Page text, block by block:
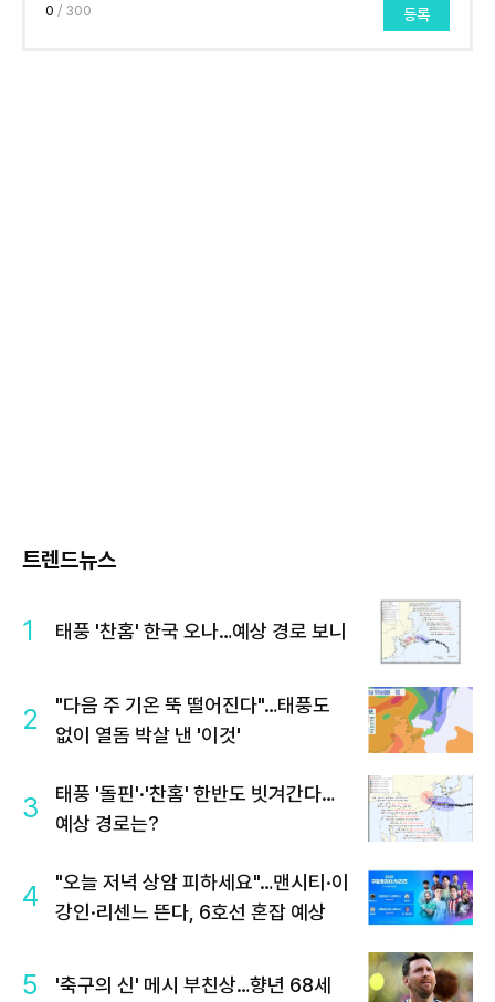
0 / 300 등록
트렌드뉴스
1 태풍 '찬홈' 한국 오나…예상 경로 보니
2
"다음 주 기온 뚝 떨어진다"…태풍도
없이 열돔 박살 낸 '이것'
3
태풍 '돌핀'·'찬홈' 한반도 빗겨간다…
예상 경로는?
4
"오늘 저녁 상암 피하세요"…맨시티·이
강인·리센느 뜬다, 6호선 혼잡 예상
5 '축구의 신' 메시 부친상…향년 68세